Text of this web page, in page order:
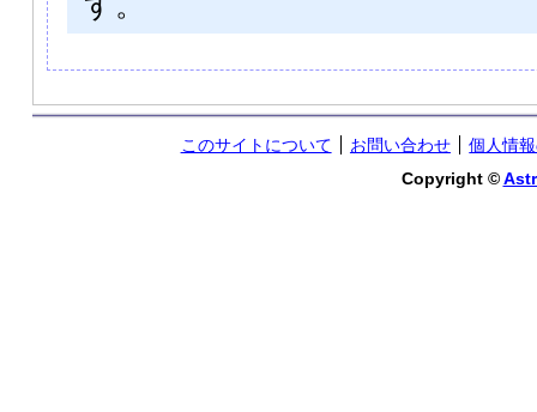
このサイトについて お問い合わせ
個人情
Copyright ©